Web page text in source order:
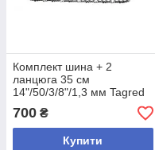
Комплект шина + 2
ланцюга 35 см
14"/50/3/8"/1,3 мм Tagred
TA1107
700 ₴
Купити